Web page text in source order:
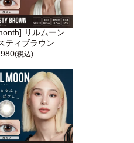
リルムーン
ティブラウン
(税込)